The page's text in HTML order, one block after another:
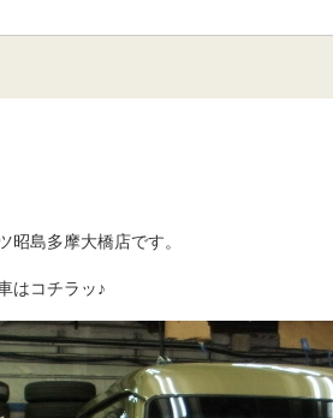
昭島多摩大橋店です。
はコチラッ♪